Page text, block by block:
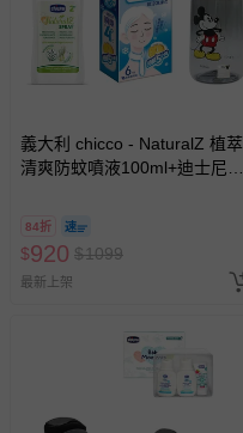
義大利 chicco - NaturalZ 植萃
清爽防蚊噴液100ml+迪士尼直
84折
$920 $1099
最新上架